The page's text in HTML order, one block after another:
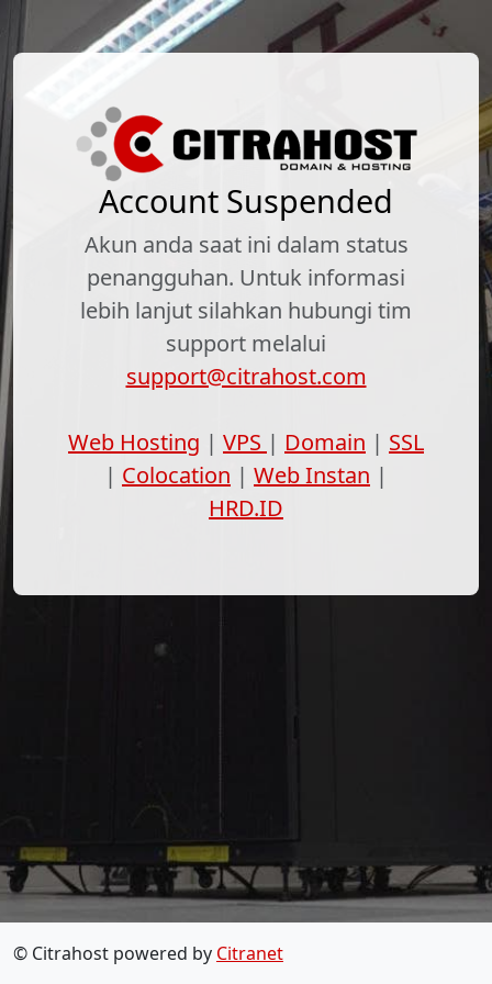
Account Suspended
Akun anda saat ini dalam status
penangguhan. Untuk informasi
lebih lanjut silahkan hubungi tim
support melalui
support@citrahost.com
Web Hosting | VPS | Domain | SSL
| Colocation | Web Instan |
HRD.ID
© Citrahost powered by Citranet